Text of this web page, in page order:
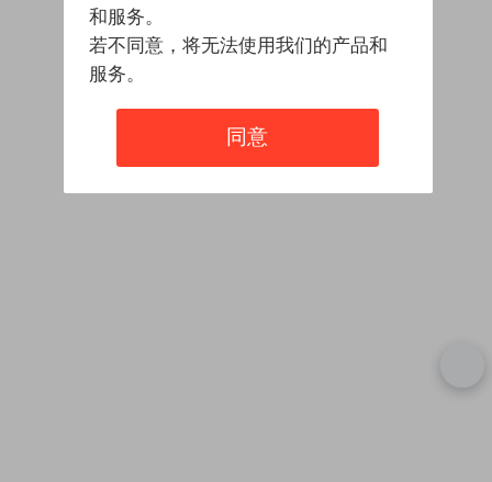
和服务。
若不同意，将无法使用我们的产品和
服务。
同意